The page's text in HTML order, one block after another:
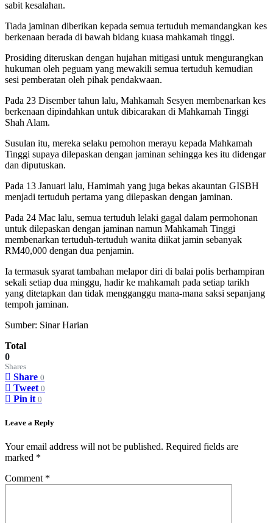
sabit kesalahan.
Tiada jaminan diberikan kepada semua tertuduh memandangkan kes
berkenaan berada di bawah bidang kuasa mahkamah tinggi.
Prosiding diteruskan dengan hujahan mitigasi untuk mengurangkan
hukuman oleh peguam yang mewakili semua tertuduh kemudian
sesi pemberatan oleh pihak pendakwaan.
Pada 23 Disember tahun lalu, Mahkamah Sesyen membenarkan kes
berkenaan dipindahkan untuk dibicarakan di Mahkamah Tinggi
Shah Alam.
Susulan itu, mereka selaku pemohon merayu kepada Mahkamah
Tinggi supaya dilepaskan dengan jaminan sehingga kes itu didengar
dan diputuskan.
Pada 13 Januari lalu, Hamimah yang juga bekas akauntan GISBH
menjadi tertuduh pertama yang dilepaskan dengan jaminan.
Pada 24 Mac lalu, semua tertuduh lelaki gagal dalam permohonan
untuk dilepaskan dengan jaminan namun Mahkamah Tinggi
membenarkan tertuduh-tertuduh wanita diikat jamin sebanyak
RM40,000 dengan dua penjamin.
Ia termasuk syarat tambahan melapor diri di balai polis berhampiran
sekali setiap dua minggu, hadir ke mahkamah pada setiap tarikh
yang ditetapkan dan tidak mengganggu mana-mana saksi sepanjang
tempoh jaminan.
Sumber: Sinar Harian
Total
0
Shares
Share 0
Tweet 0
Pin it 0
Leave a Reply
Your email address will not be published. Required fields are
marked *
Comment *